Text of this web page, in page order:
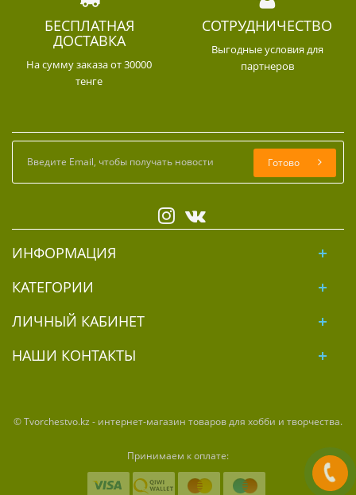
БЕСПЛАТНАЯ
ДОСТАВКА
На сумму заказа от 30000
тенге
СОТРУДНИЧЕСТВО
Выгодные условия для
партнеров
Готово
ИНФОРМАЦИЯ
КАТЕГОРИИ
ЛИЧНЫЙ КАБИНЕТ
НАШИ КОНТАКТЫ
© Tvorchestvo.kz - интернет-магазин товаров для хобби и творчества.
Принимаем к оплате: